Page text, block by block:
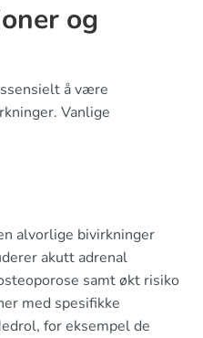
og
å være
Vanlige
alvorlige bivirkninger
akutt adrenal
samt økt risiko
med spesifikke
for eksempel de